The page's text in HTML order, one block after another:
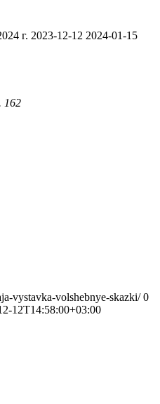
г. 2023-12-12 2024-01-15
162
vystavka-volshebnye-skazki/ 0
12T14:58:00+03:00